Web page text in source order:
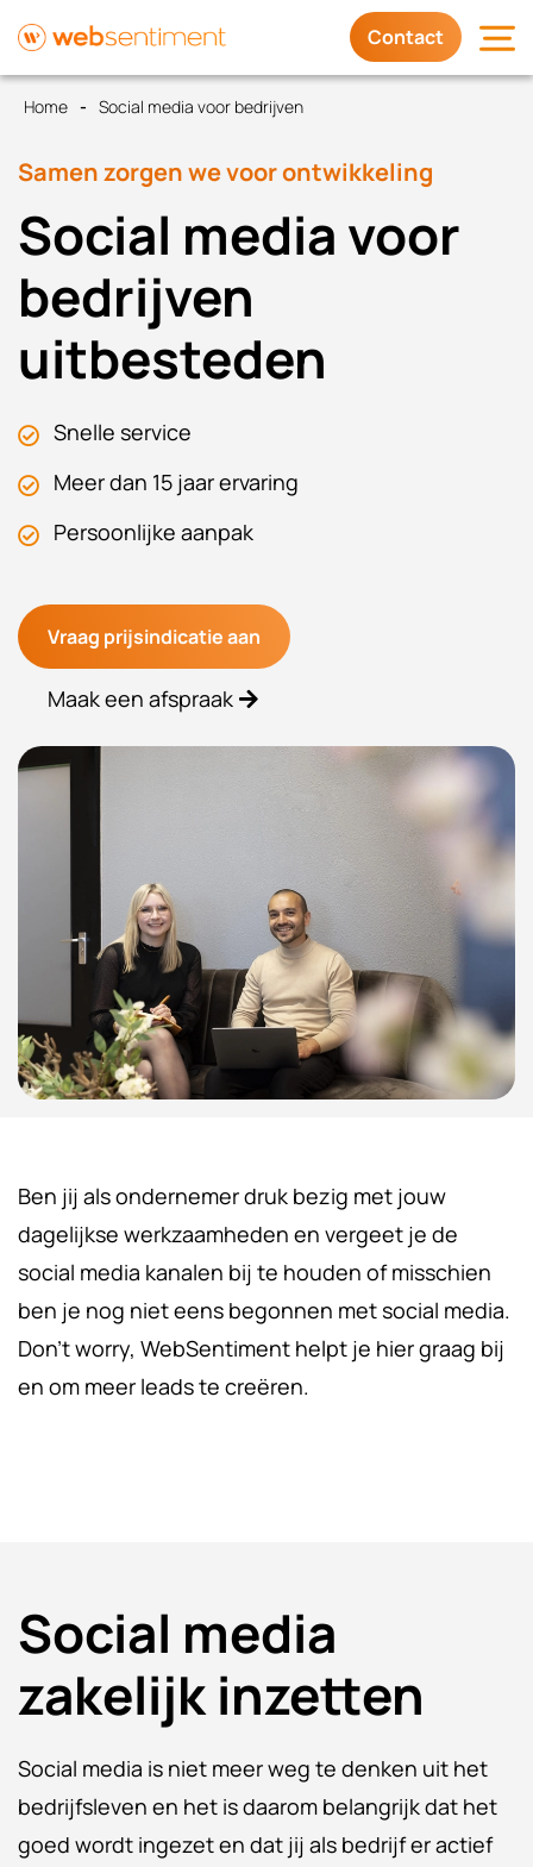
Diensten
Waarom wij
Contact
Contact
Home Social media voor bedrijven
Samen zorgen we voor ontwikkeling
Social media voor
bedrijven
uitbesteden
Snelle service
Meer dan 15 jaar ervaring
Persoonlijke aanpak
Vraag prijsindicatie aan
Maak een afspraak
Ben jij als ondernemer druk bezig met jouw
dagelijkse werkzaamheden en vergeet je de
social media kanalen bij te houden of misschien
ben je nog niet eens begonnen met social media.
Don’t worry, WebSentiment helpt je hier graag bij
en om meer leads te creëren.
Social media
zakelijk inzetten
Social media is niet meer weg te denken uit het
bedrijfsleven en het is daarom belangrijk dat het
goed wordt ingezet en dat jij als bedrijf er actief